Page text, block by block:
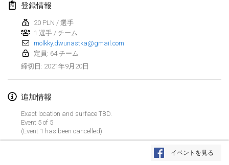
リストを表示
登録情報
20 PLN / 選手
1 選手 / チーム
molkky.dwunastka@gmail.com
定員: 64 チーム
締切日 : 2021年9月20日
追加情報
Exact location and surface TBD.
Event 5 of 5
(Event 1 has been cancelled)
イベントを見る
2021年4月9日
中止
Indoor de la CASAS
2021年4月10日|フランス
2021年4月10日
中止
Doublette du Molkkamis
2021年4月24日|ベルギー